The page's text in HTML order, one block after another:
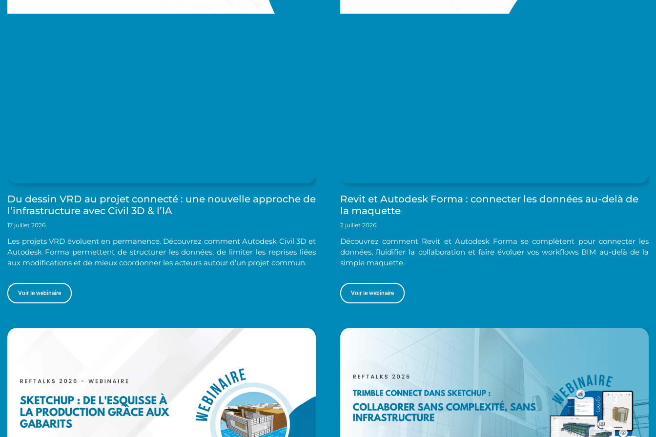
Du dessin VRD au projet connecté : une nouvelle approche de
l’infrastructure avec Civil 3D & l’IA
17 juillet 2026
Les projets VRD évoluent en permanence. Découvrez comment Autodesk Civil 3D et
Autodesk Forma permettent de structurer les données, de limiter les reprises liées
aux modifications et de mieux coordonner les acteurs autour d’un projet commun.
Voir le webinaire
Revit et Autodesk Forma : connecter les données au-delà de
la maquette
2 juillet 2026
Découvrez comment Revit et Autodesk Forma se complètent pour connecter les
données, fluidifier la collaboration et faire évoluer vos workflows BIM au-delà de la
simple maquette.
Voir le webinaire